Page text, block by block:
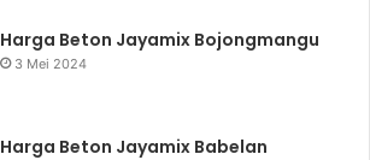
Harga Beton Jayamix Bojongmangu
3 Mei 2024
Harga Beton Jayamix Babelan